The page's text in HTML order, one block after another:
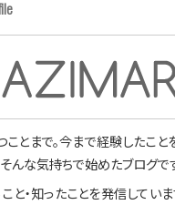
とまで。今まで経験したこと
んな気持ちで始めたブログで
と・知ったことを発信してい